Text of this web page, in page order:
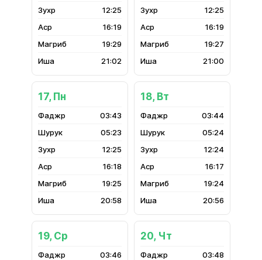
12:25
16:19
19:29
21:02
12:25
16:19
19:27
21:00
17, Пн
03:43
05:23
12:25
16:18
19:25
20:58
18, Вт
03:44
05:24
12:24
16:17
19:24
20:56
19, Ср
03:46
20, Чт
03:48